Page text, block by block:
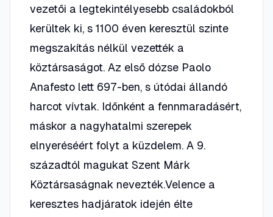
vezetői a legtekintélyesebb családokból
kerültek ki, s 1100 éven keresztül szinte
megszakítás nélkül vezették a
köztársaságot. Az első dózse Paolo
Anafesto lett 697-ben, s útódai állandó
harcot vívtak. Időnként a fennmaradásért,
máskor a nagyhatalmi szerepek
elnyeréséért folyt a küzdelem. A 9.
századtól magukat Szent Márk
Köztársaságnak nevezték.Velence a
keresztes hadjáratok idején élte